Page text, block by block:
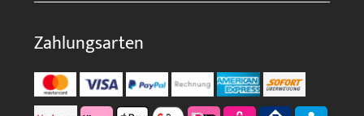
Zahlungsarten